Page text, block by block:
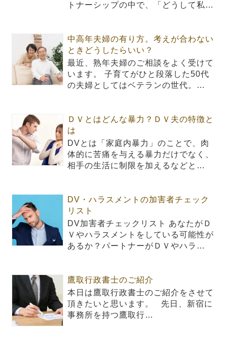
トナーシップの中で、「どうして私…
中高年夫婦の有り方。考えが合わない
ときどうしたらいい？
最近、熟年夫婦のご相談をよく受けて
います。 子育てがひと段落した50代
の夫婦としてはベテランの世代。…
ＤＶとはどんな暴力？ＤＶ夫の特徴と
は
DVとは「家庭内暴力」のことで、肉
体的に苦痛を与える暴力だけでなく、
相手の生活に制限を加えるなどと…
DV・ハラスメントの加害者チェック
リスト
DV加害者チェックリスト あなたがＤ
Ｖやハラスメントをしている可能性が
あるか？パートナーがＤＶやハラ…
鷹取行政書士のご紹介
本日は鷹取行政書士のご紹介をさせて
頂きたいと思います。 先日、新宿に
事務所を持つ鷹取行…